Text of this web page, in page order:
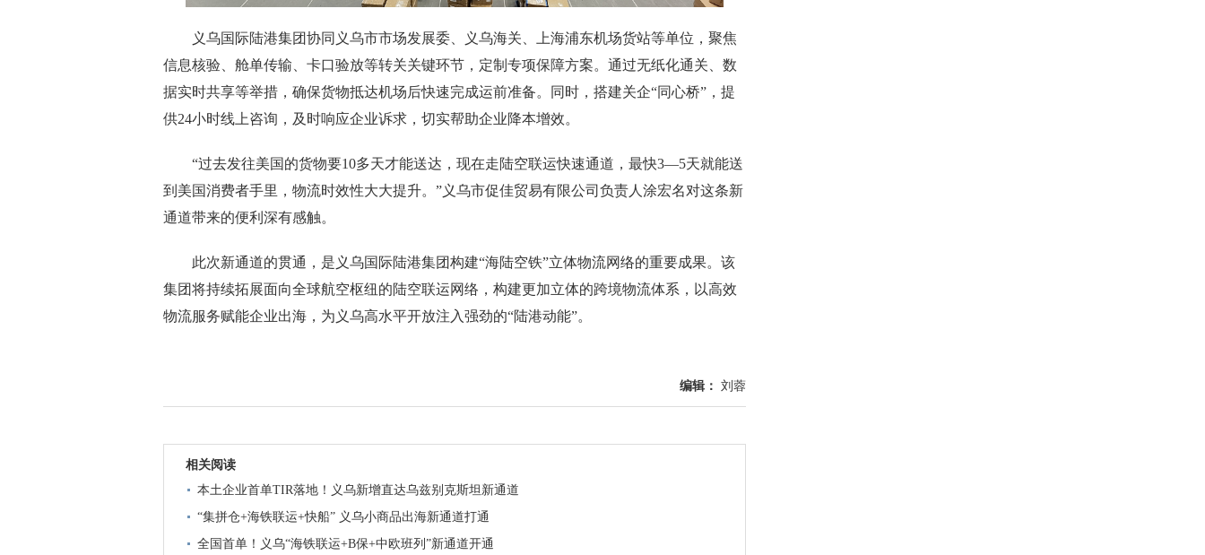
义乌国际陆港集团协同义乌市市场发展委、义乌海关、上海浦东机场货站等单位，聚焦
信息核验、舱单传输、卡口验放等转关关键环节，定制专项保障方案。通过无纸化通关、数
据实时共享等举措，确保货物抵达机场后快速完成运前准备。同时，搭建关企“同心桥”，提
供24小时线上咨询，及时响应企业诉求，切实帮助企业降本增效。
“过去发往美国的货物要10多天才能送达，现在走陆空联运快速通道，最快3—5天就能送
到美国消费者手里，物流时效性大大提升。”义乌市促佳贸易有限公司负责人涂宏名对这条新
通道带来的便利深有感触。
此次新通道的贯通，是义乌国际陆港集团构建“海陆空铁”立体物流网络的重要成果。该
集团将持续拓展面向全球航空枢纽的陆空联运网络，构建更加立体的跨境物流体系，以高效
物流服务赋能企业出海，为义乌高水平开放注入强劲的“陆港动能”。
编辑： 刘蓉
相关阅读
本土企业首单TIR落地！义乌新增直达乌兹别克斯坦新通道
“集拼仓+海铁联运+快船” 义乌小商品出海新通道打通
全国首单！义乌“海铁联运+B保+中欧班列”新通道开通